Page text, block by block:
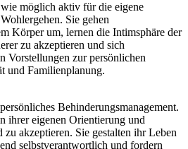
möglich aktiv für die eigene
Sie gehen
Körper um, lernen die Intimsphäre der
zu akzeptieren und sich
Vorstellungen zur persönlichen
und Familienplanung.
Behinderungsmanagement.
ihrer eigenen Orientierung und
akzeptieren. Sie gestalten ihr Leben
selbstverantwortlich und fordern